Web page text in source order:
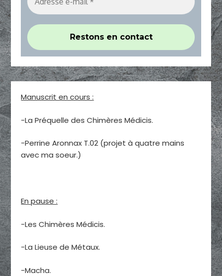
Manuscrit en cours :
-La Préquelle des Chimères Médicis.
-Perrine Aronnax T.02 (projet à quatre mains
avec ma soeur.)
En pause :
-Les Chimères Médicis.
-La Lieuse de Métaux.
-Macha.